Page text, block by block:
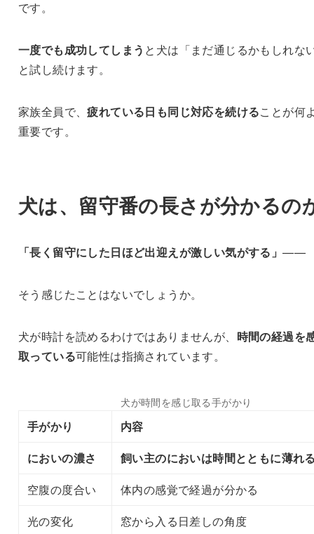
です。
一度でも成功してしまう と犬は「まだ通じるかもしれな
と試し続けます。
家族全員で、疲れている日も同じ対応を続けることが何
重要です。
犬は、留守番の長さが分かるの
「長く留守にした日ほど出迎えが激しい気がする」——
そう感じたことはないでしょうか。
犬が時計を読めるわけではありませんが、 時間の経過を
取っている可能性は指摘されています。
犬が時間を感じ取る手がかり
手がかり
内容
においの濃さ
飼い主のにおいは時間とともに薄れ
空腹の度合い
体内の感覚で経過が分かる
光の変化
窓から入る日差しの角度